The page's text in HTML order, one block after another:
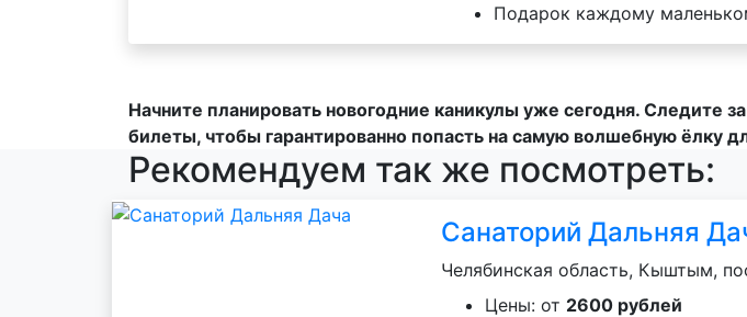
Подарок каждому
Начните планировать новогодние каникулы уже сегодня. Следите
билеты, чтобы гарантированно попасть на самую волшебную ёлку
Рекомендуем так же посмотреть:
Санаторий Дальняя
Челябинская область, Кыштым,
Цены: от 2600 рублей